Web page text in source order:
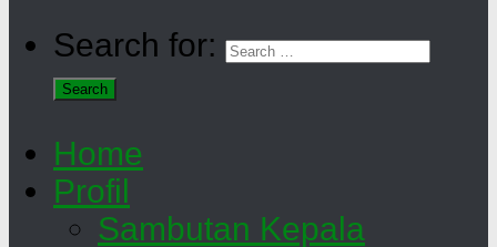
Search for:
Home
Profil
Sambutan Kepala